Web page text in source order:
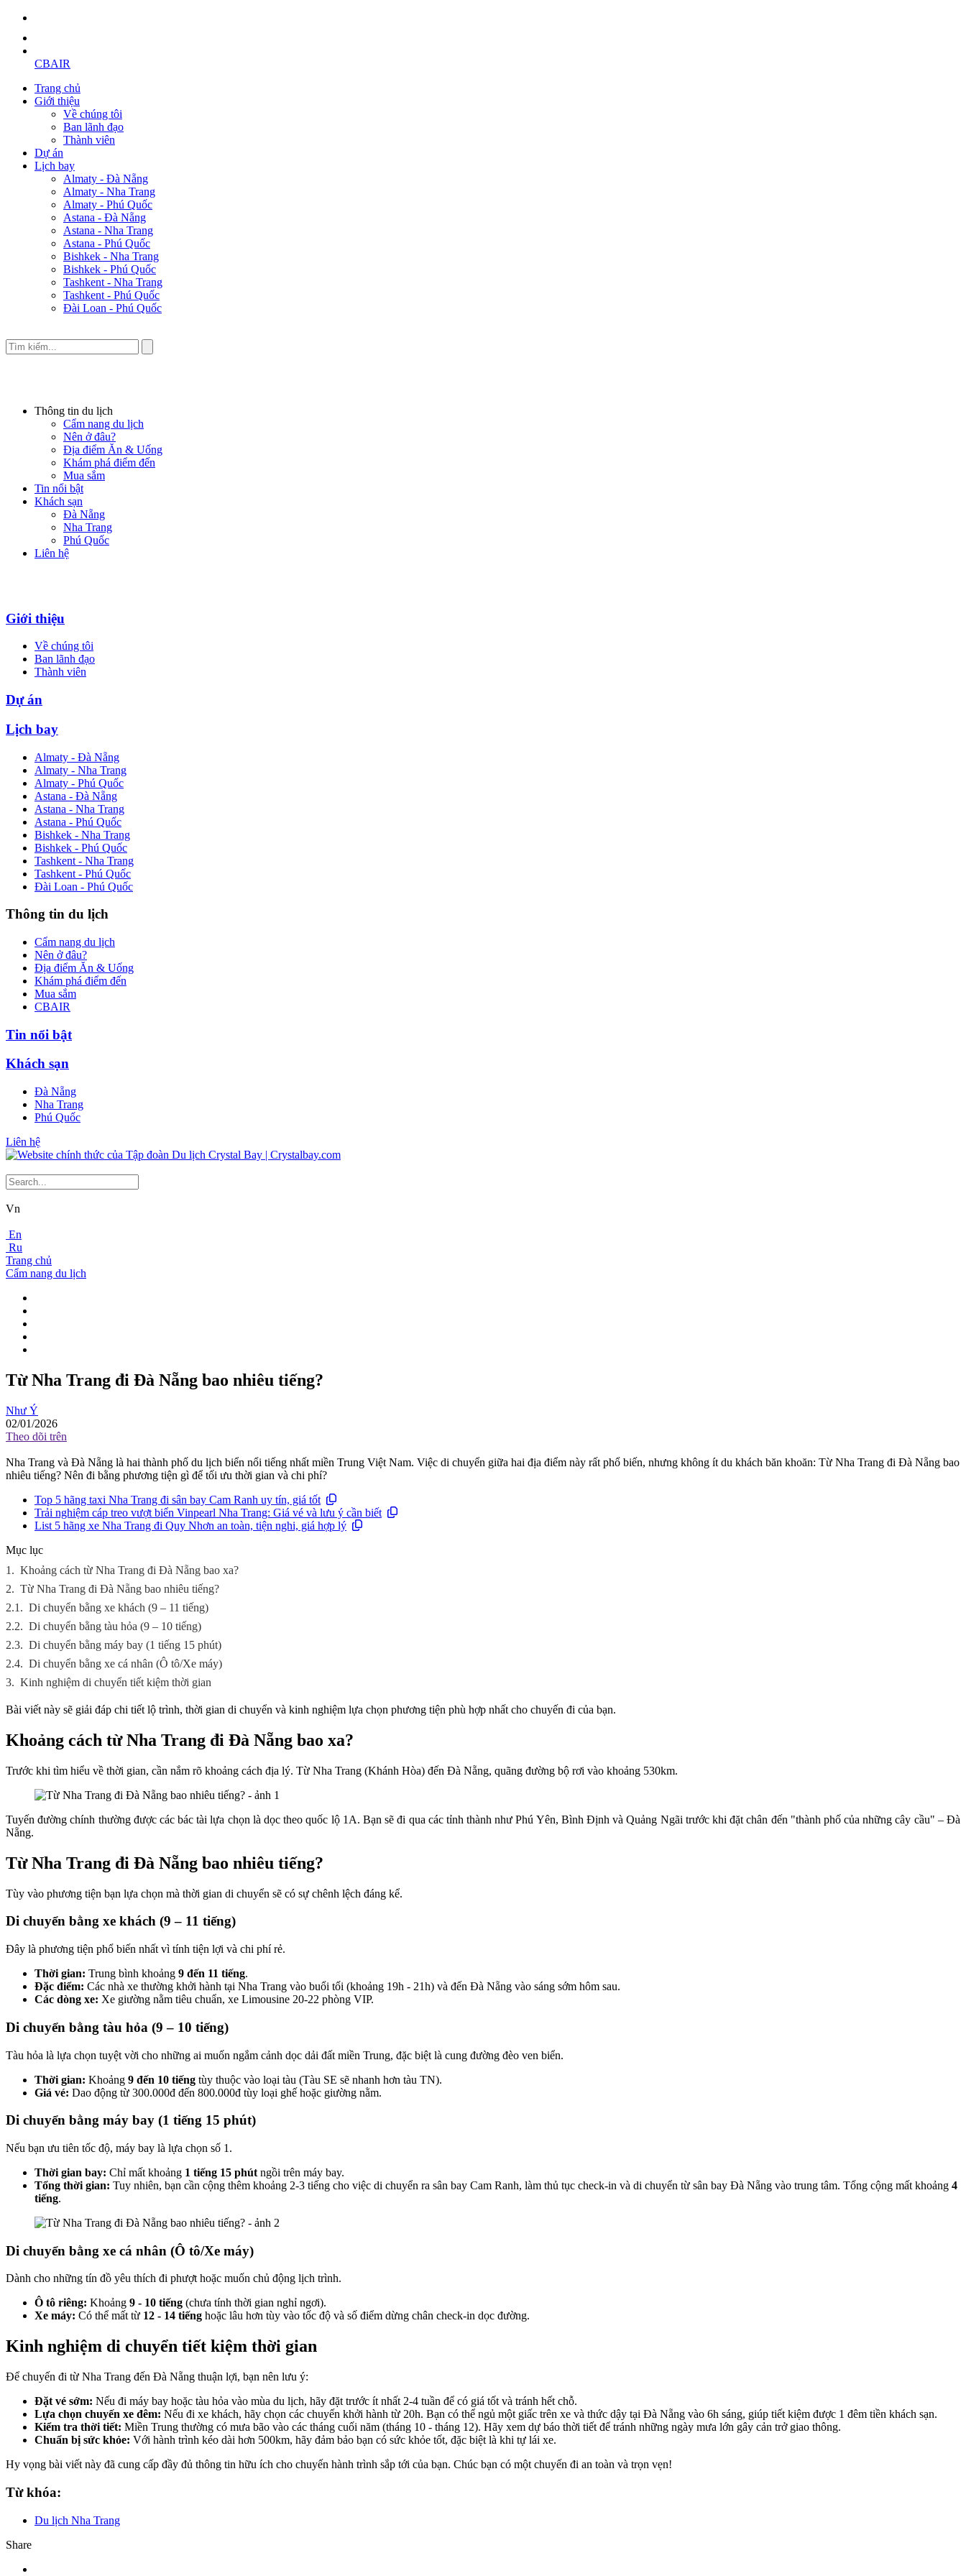
CBAIR
Trang chủ
Giới thiệu
Về chúng tôi
Ban lãnh đạo
Thành viên
Dự án
Lịch bay
Almaty - Đà Nẵng
Almaty - Nha Trang
Almaty - Phú Quốc
Astana - Đà Nẵng
Astana - Nha Trang
Astana - Phú Quốc
Bishkek - Nha Trang
Bishkek - Phú Quốc
Tashkent - Nha Trang
Tashkent - Phú Quốc
Đài Loan - Phú Quốc
Thông tin du lịch
Cẩm nang du lịch
Nên ở đâu?
Địa điểm Ăn & Uống
Khám phá điểm đến
Mua sắm
Tin nổi bật
Khách sạn
Đà Nẵng
Nha Trang
Phú Quốc
Liên hệ
Giới thiệu
Về chúng tôi
Ban lãnh đạo
Thành viên
Dự án
Lịch bay
Almaty - Đà Nẵng
Almaty - Nha Trang
Almaty - Phú Quốc
Astana - Đà Nẵng
Astana - Nha Trang
Astana - Phú Quốc
Bishkek - Nha Trang
Bishkek - Phú Quốc
Tashkent - Nha Trang
Tashkent - Phú Quốc
Đài Loan - Phú Quốc
Thông tin du lịch
Cẩm nang du lịch
Nên ở đâu?
Địa điểm Ăn & Uống
Khám phá điểm đến
Mua sắm
CBAIR
Tin nổi bật
Khách sạn
Đà Nẵng
Nha Trang
Phú Quốc
Liên hệ
Vn
En
Ru
Trang chủ
Cẩm nang du lịch
Từ Nha Trang đi Đà Nẵng bao nhiêu tiếng?
Như Ý
02/01/2026
Theo dõi trên
Nha Trang và Đà Nẵng là hai thành phố du lịch biển nổi tiếng nhất miền Trung Việt Nam. Việc di chuyển giữa hai địa điểm này rất phổ biến, nhưng không ít du khách băn khoăn: Từ Nha Trang đi Đà Nẵng bao
nhiêu tiếng? Nên đi bằng phương tiện gì để tối ưu thời gian và chi phí?
Top 5 hãng taxi Nha Trang đi sân bay Cam Ranh uy tín, giá tốt
Trải nghiệm cáp treo vượt biển Vinpearl Nha Trang: Giá vé và lưu ý cần biết
List 5 hãng xe Nha Trang đi Quy Nhơn an toàn, tiện nghi, giá hợp lý
Mục lục
1. Khoảng cách từ Nha Trang đi Đà Nẵng bao xa?
2. Từ Nha Trang đi Đà Nẵng bao nhiêu tiếng?
2.1. Di chuyển bằng xe khách (9 – 11 tiếng)
2.2. Di chuyển bằng tàu hỏa (9 – 10 tiếng)
2.3. Di chuyển bằng máy bay (1 tiếng 15 phút)
2.4. Di chuyển bằng xe cá nhân (Ô tô/Xe máy)
3. Kinh nghiệm di chuyển tiết kiệm thời gian
Bài viết này sẽ giải đáp chi tiết lộ trình, thời gian di chuyển và kinh nghiệm lựa chọn phương tiện phù hợp nhất cho chuyến đi của bạn.
Khoảng cách từ Nha Trang đi Đà Nẵng bao xa?
Trước khi tìm hiểu về thời gian, cần nắm rõ khoảng cách địa lý. Từ Nha Trang (Khánh Hòa) đến Đà Nẵng, quãng đường bộ rơi vào khoảng 530km.
Tuyến đường chính thường được các bác tài lựa chọn là dọc theo quốc lộ 1A. Bạn sẽ đi qua các tỉnh thành như Phú Yên, Bình Định và Quảng Ngãi trước khi đặt chân đến "thành phố của những cây cầu" – Đà
Nẵng.
Từ Nha Trang đi Đà Nẵng bao nhiêu tiếng?
Tùy vào phương tiện bạn lựa chọn mà thời gian di chuyển sẽ có sự chênh lệch đáng kể.
Di chuyển bằng xe khách (9 – 11 tiếng)
Đây là phương tiện phổ biến nhất vì tính tiện lợi và chi phí rẻ.
Thời gian: Trung bình khoảng 9 đến 11 tiếng.
Đặc điểm: Các nhà xe thường khởi hành tại Nha Trang vào buổi tối (khoảng 19h - 21h) và đến Đà Nẵng vào sáng sớm hôm sau.
Các dòng xe: Xe giường nằm tiêu chuẩn, xe Limousine 20-22 phòng VIP.
Di chuyển bằng tàu hỏa (9 – 10 tiếng)
Tàu hỏa là lựa chọn tuyệt vời cho những ai muốn ngắm cảnh dọc dải đất miền Trung, đặc biệt là cung đường đèo ven biển.
Thời gian: Khoảng 9 đến 10 tiếng tùy thuộc vào loại tàu (Tàu SE sẽ nhanh hơn tàu TN).
Giá vé: Dao động từ 300.000đ đến 800.000đ tùy loại ghế hoặc giường nằm.
Di chuyển bằng máy bay (1 tiếng 15 phút)
Nếu bạn ưu tiên tốc độ, máy bay là lựa chọn số 1.
Thời gian bay: Chỉ mất khoảng 1 tiếng 15 phút ngồi trên máy bay.
Tổng thời gian: Tuy nhiên, bạn cần cộng thêm khoảng 2-3 tiếng cho việc di chuyển ra sân bay Cam Ranh, làm thủ tục check-in và di chuyển từ sân bay Đà Nẵng vào trung tâm. Tổng cộng mất khoảng 4
tiếng.
Di chuyển bằng xe cá nhân (Ô tô/Xe máy)
Dành cho những tín đồ yêu thích đi phượt hoặc muốn chủ động lịch trình.
Ô tô riêng: Khoảng 9 - 10 tiếng (chưa tính thời gian nghỉ ngơi).
Xe máy: Có thể mất từ 12 - 14 tiếng hoặc lâu hơn tùy vào tốc độ và số điểm dừng chân check-in dọc đường.
Kinh nghiệm di chuyển tiết kiệm thời gian
Để chuyến đi từ Nha Trang đến Đà Nẵng thuận lợi, bạn nên lưu ý:
Đặt vé sớm: Nếu đi máy bay hoặc tàu hỏa vào mùa du lịch, hãy đặt trước ít nhất 2-4 tuần để có giá tốt và tránh hết chỗ.
Lựa chọn chuyến xe đêm: Nếu đi xe khách, hãy chọn các chuyến khởi hành từ 20h. Bạn có thể ngủ một giấc trên xe và thức dậy tại Đà Nẵng vào 6h sáng, giúp tiết kiệm được 1 đêm tiền khách sạn.
Kiểm tra thời tiết: Miền Trung thường có mưa bão vào các tháng cuối năm (tháng 10 - tháng 12). Hãy xem dự báo thời tiết để tránh những ngày mưa lớn gây cản trở giao thông.
Chuẩn bị sức khỏe: Với hành trình kéo dài hơn 500km, hãy đảm bảo bạn có sức khỏe tốt, đặc biệt là khi tự lái xe.
Hy vọng bài viết này đã cung cấp đầy đủ thông tin hữu ích cho chuyến hành trình sắp tới của bạn. Chúc bạn có một chuyến đi an toàn và trọn vẹn!
Từ khóa:
Du lịch Nha Trang
Share